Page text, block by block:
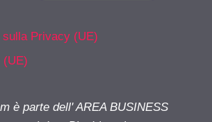
Privacy (UE)
(UE)
è parte dell' AREA BUSINESS